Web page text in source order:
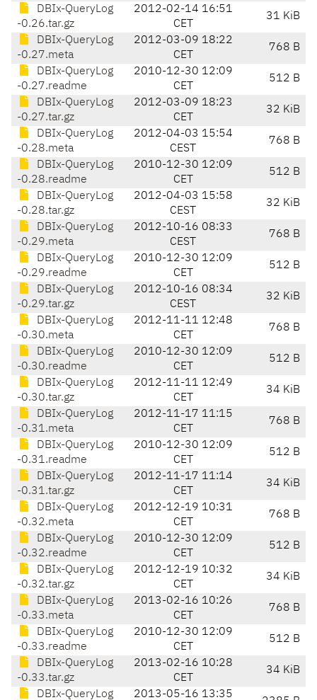
DBIx-QueryLog
-0.26.tar.gz
2012-02-14 16:51
CET
31 KiB
DBIx-QueryLog
-0.27.meta
2012-03-09 18:22
CET
768 B
DBIx-QueryLog
-0.27.readme
2010-12-30 12:09
CET
512 B
DBIx-QueryLog
-0.27.tar.gz
2012-03-09 18:23
CET
32 KiB
DBIx-QueryLog
-0.28.meta
2012-04-03 15:54
CEST
768 B
DBIx-QueryLog
-0.28.readme
2010-12-30 12:09
CET
512 B
DBIx-QueryLog
-0.28.tar.gz
2012-04-03 15:58
CEST
32 KiB
DBIx-QueryLog
-0.29.meta
2012-10-16 08:33
CEST
768 B
DBIx-QueryLog
-0.29.readme
2010-12-30 12:09
CET
512 B
DBIx-QueryLog
-0.29.tar.gz
2012-10-16 08:34
CEST
32 KiB
DBIx-QueryLog
-0.30.meta
2012-11-11 12:48
CET
768 B
DBIx-QueryLog
-0.30.readme
2010-12-30 12:09
CET
512 B
DBIx-QueryLog
-0.30.tar.gz
2012-11-11 12:49
CET
34 KiB
DBIx-QueryLog
-0.31.meta
2012-11-17 11:15
CET
768 B
DBIx-QueryLog
-0.31.readme
2010-12-30 12:09
CET
512 B
DBIx-QueryLog
-0.31.tar.gz
2012-11-17 11:14
CET
34 KiB
DBIx-QueryLog
-0.32.meta
2012-12-19 10:31
CET
768 B
DBIx-QueryLog
-0.32.readme
2010-12-30 12:09
CET
512 B
DBIx-QueryLog
-0.32.tar.gz
2012-12-19 10:32
CET
34 KiB
DBIx-QueryLog
-0.33.meta
2013-02-16 10:26
CET
768 B
DBIx-QueryLog
-0.33.readme
2010-12-30 12:09
CET
512 B
DBIx-QueryLog
-0.33.tar.gz
2013-02-16 10:28
CET
34 KiB
DBIx-QueryLog 2013-05-16 13:35